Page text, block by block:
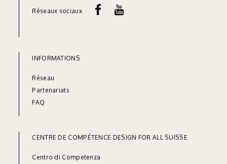
Réseaux sociaux
INFORMATIONS
Réseau
Partenariats
FAQ
CENTRE DE COMPÉTENCE DESIGN FOR ALL SUISSE
Centro di Competenza